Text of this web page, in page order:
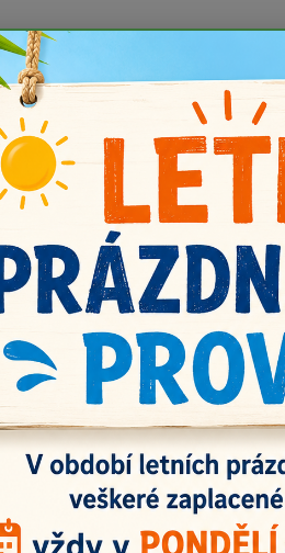
email info@i-prize.cz.
BUDEME V ÚTERÝ 11.8.
Kontakty Doprava a platba Vrácení
Everyday 70033 hnědošedá
70033